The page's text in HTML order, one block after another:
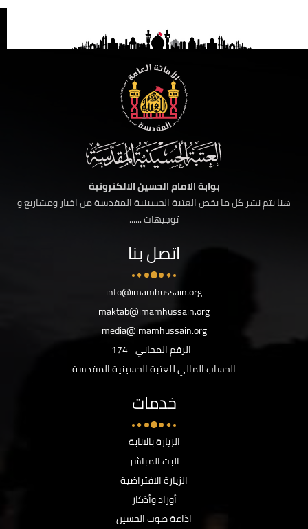
بوابة الامام الحسين الالكترونية
هنا يتم نشر كل ما يخص العتبة الحسينية المقدسة من اخبار ومشاريع و
توجيهات ......
اتصل بنا
info@imamhussain.org
maktab@imamhussain.org
media@imamhussain.org
الرقم المجاني 174
الحساب المالي للعتبة الحسينية المقدسة
خدمات
الزيارة بالانابة
البث المباشر
الزيارة الافتراضية
أوراد وأذكار
اذاعة صوت الحسين